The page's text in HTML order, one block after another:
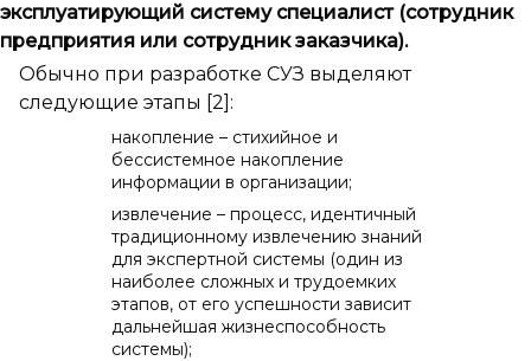
эксплуатирующий систему специалист (сотрудник
предприятия или сотрудник заказчика).
Обычно при разработке СУЗ выделяют
следующие этапы [2]:
накопление – стихийное и
бессистемное накопление
информации в организации;
извлечение – процесс, идентичный
традиционному извлечению знаний
для экспертной системы (один из
наиболее сложных и трудоемких
этапов, от его успешности зависит
дальнейшая жизнеспособность
системы);